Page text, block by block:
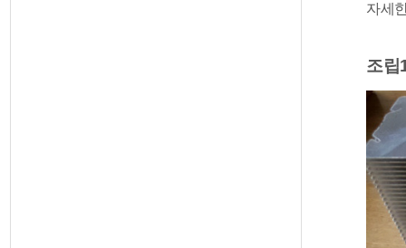
자세
조립